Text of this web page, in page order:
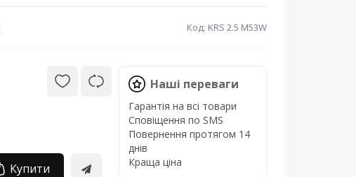
Код: KRS 2.5 M53W
Купити
Наші переваги
Гарантія на всі товари
Сповіщення по SMS
Повернення протягом 14
днів
Краща ціна